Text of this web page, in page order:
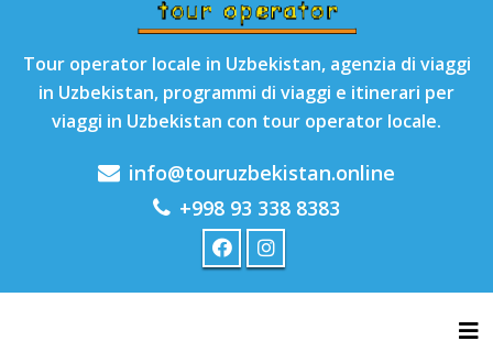
Tour operator locale in Uzbekistan, agenzia di viaggi
in Uzbekistan, programmi di viaggi e itinerari per
viaggi in Uzbekistan con tour operator locale.
info@touruzbekistan.online
+998 93 338 8383